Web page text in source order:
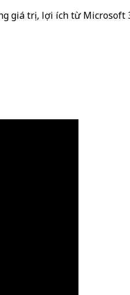
trị, lợi ích từ Microsoft